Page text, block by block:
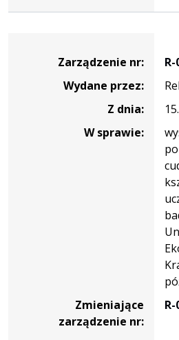
Zarządzenie nr:
Wydane przez:
Z dnia:
W sprawie:
Zmieniające
zarządzenie nr: